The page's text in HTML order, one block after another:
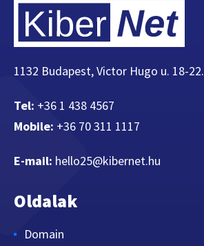
1132 Budapest, Victor Hugo u. 18-22.
Tel: +36 1 438 4567
Mobile: +36 70 311 1117
E-mail: hello25@kibernet.hu
Oldalak
Domain